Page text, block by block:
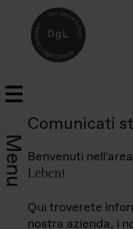
Menu
Comunicati
Benvenuti
Leben!
Qui troverete
nostra azienda, i